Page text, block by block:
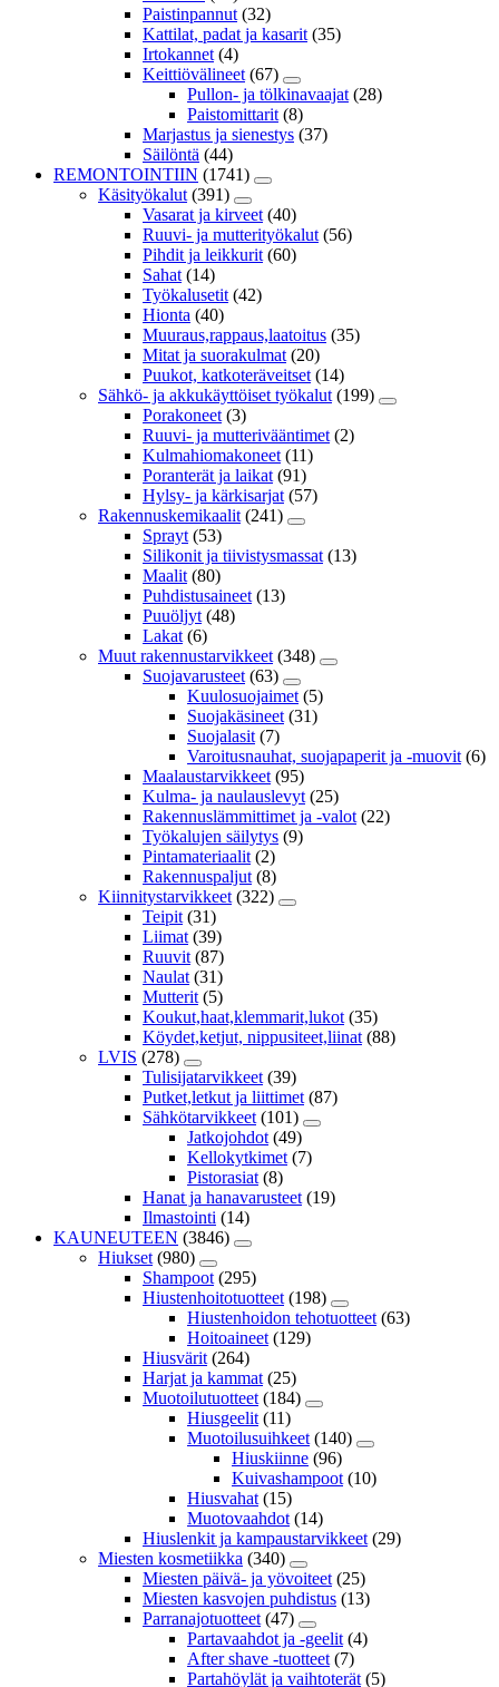
Paistinpannut (32)
Kattilat, padat ja kasarit (35)
Irtokannet (4)
Keittiövälineet (67)
Pullon- ja tölkinavaajat (28)
Paistomittarit (8)
Marjastus ja sienestys (37)
Säilöntä (44)
REMONTOINTIIN (1741)
Käsityökalut (391)
Vasarat ja kirveet (40)
Ruuvi- ja mutterityökalut (56)
Pihdit ja leikkurit (60)
Sahat (14)
Työkalusetit (42)
Hionta (40)
Muuraus,rappaus,laatoitus (35)
Mitat ja suorakulmat (20)
Puukot, katkoteräveitset (14)
Sähkö- ja akkukäyttöiset työkalut (199)
Porakoneet (3)
Ruuvi- ja mutterivääntimet (2)
Kulmahiomakoneet (11)
Poranterät ja laikat (91)
Hylsy- ja kärkisarjat (57)
Rakennuskemikaalit (241)
Sprayt (53)
Silikonit ja tiivistysmassat (13)
Maalit (80)
Puhdistusaineet (13)
Puuöljyt (48)
Lakat (6)
Muut rakennustarvikkeet (348)
Suojavarusteet (63)
Kuulosuojaimet (5)
Suojakäsineet (31)
Suojalasit (7)
Varoitusnauhat, suojapaperit ja -muovit (6)
Maalaustarvikkeet (95)
Kulma- ja naulauslevyt (25)
Rakennuslämmittimet ja -valot (22)
Työkalujen säilytys (9)
Pintamateriaalit (2)
Rakennuspaljut (8)
Kiinnitystarvikkeet (322)
Teipit (31)
Liimat (39)
Ruuvit (87)
Naulat (31)
Mutterit (5)
Koukut,haat,klemmarit,lukot (35)
Köydet,ketjut, nippusiteet,liinat (88)
LVIS (278)
Tulisijatarvikkeet (39)
Putket,letkut ja liittimet (87)
Sähkötarvikkeet (101)
Jatkojohdot (49)
Kellokytkimet (7)
Pistorasiat (8)
Hanat ja hanavarusteet (19)
Ilmastointi (14)
KAUNEUTEEN (3846)
Hiukset (980)
Shampoot (295)
Hiustenhoitotuotteet (198)
Hiustenhoidon tehotuotteet (63)
Hoitoaineet (129)
Hiusvärit (264)
Harjat ja kammat (25)
Muotoilutuotteet (184)
Hiusgeelit (11)
Muotoilusuihkeet (140)
Hiuskiinne (96)
Kuivashampoot (10)
Hiusvahat (15)
Muotovaahdot (14)
Hiuslenkit ja kampaustarvikkeet (29)
Miesten kosmetiikka (340)
Miesten päivä- ja yövoiteet (25)
Miesten kasvojen puhdistus (13)
Parranajotuotteet (47)
Partavaahdot ja -geelit (4)
After shave -tuotteet (7)
Partahöylät ja vaihtoterät (5)